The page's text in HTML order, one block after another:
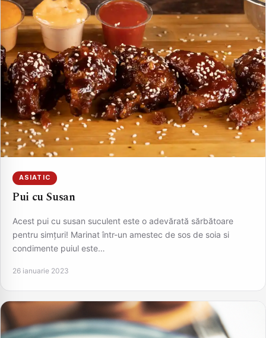
ASIATIC
Pui cu Susan
Acest pui cu susan suculent este o adevărată sărbătoare
pentru simțuri! Marinat într-un amestec de sos de soia si
condimente puiul este…
26 ianuarie 2023